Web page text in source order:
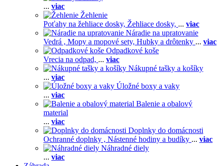
... viac
Žehlenie
Poťahy na žehliace dosky, Žehliace dosky, ... viac
Náradie na upratovanie
Vedrá , Mopy a mopové sety, Hubky a drôtenky ... viac
Odpadkové koše
Vrecia na odpad, ... viac
Nákupné tašky a košíky
... viac
Úložné boxy a vaky
... viac
Balenie a obalový
material
... viac
Doplnky do domácnosti
Ochranné doplnky , Nástenné hodiny a budíky ... viac
Náhradné diely
... viac